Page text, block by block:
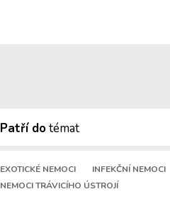
Patří dotémat
EXOTICKÉ NEMOCI
INFEKČNÍ NEMOCI
NEMOCI TRÁVICÍHO ÚSTROJÍ